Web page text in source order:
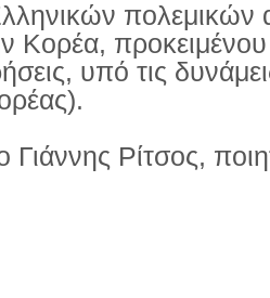
Κορέα,
υπό τις
Γιάννης Ρίτσος,